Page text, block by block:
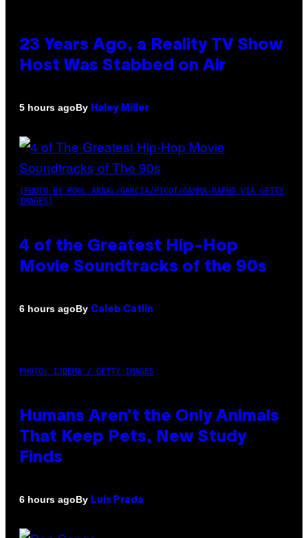
23 Years Ago, a Reality TV Show
Host Was Stabbed on Air
5 hours agoBy Haley Miller
(PHOTO BY POOL ARNAL/GARCIA/PICOT/GAMMA-RAPHO VIA GETTY
IMAGES)
4 of the Greatest Hip-Hop
Movie Soundtracks of the 90s
6 hours agoBy Caleb Catlin
PHOTO: IJDEMA / GETTY IMAGES
Humans Aren’t the Only Animals
That Keep Pets, New Study
Finds
6 hours agoBy Luis Prada